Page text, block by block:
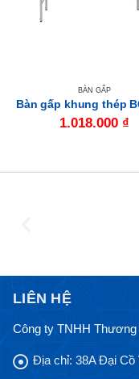
BÀN GẤP
1.018.000 ₫
LIÊN HỆ
Công ty TNHH
Địa chỉ: 38A Đại Cồ